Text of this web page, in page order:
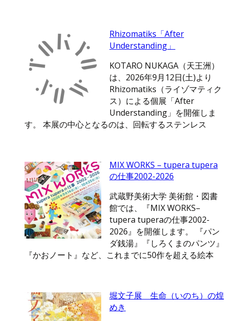
Rhizomatiks「After
Understanding」
KOTARO NUKAGA（天王洲）
は、2026年9月12日(土)より
Rhizomatiks（ライゾマティク
ス）による個展「After
Understanding」を開催しま
す。 本展の中心となるのは、回転するステンレス
MIX WORKS – tupera tupera
の仕事2002-2026
武蔵野美術大学 美術館・図書
館では、『MIX WORKS–
tupera tuperaの仕事2002-
2026』を開催します。 『パン
ダ銭湯』『しろくまのパンツ』
『かおノート』など、これまでに50作を超える絵本
堀文子展 生命（いのち）の煌
めき